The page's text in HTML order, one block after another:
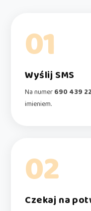
01
Wyślij SMS
Na numer690 439
imieniem.
02
Czekaj na